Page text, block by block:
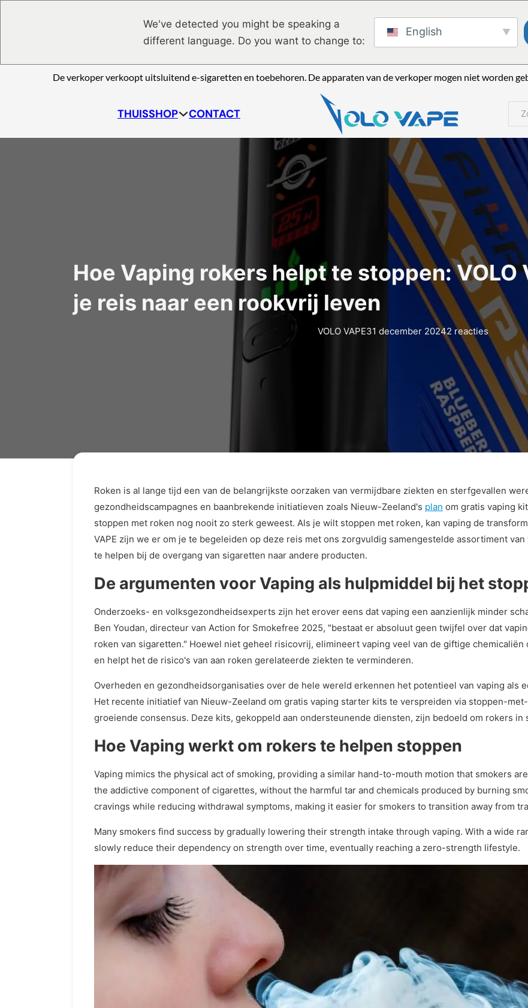
We've detected you might be speaking a
different language. Do you want to change to:
English
De verkoper verkoopt uitsluitend e-sigaretten en toebehoren. De apparaten van de verkoper mogen niet worden
THUISSHOP CONTACT
Hoe Vaping rokers helpt te stoppen: VOLO
je reis naar een rookvrij leven
VOLO VAPE31 december 20242 reacties
Roken is al lange tijd een van de belangrijkste oorzaken van vermijdbare ziekten en sterfgevallen
gezondheidscampagnes en baanbrekende initiatieven zoals Nieuw-Zeeland's plan om gratis vaping
stoppen met roken nog nooit zo sterk geweest. Als je wilt stoppen met roken, kan vaping de
VAPE zijn we er om je te begeleiden op deze reis met ons zorgvuldig samengestelde assortiment
te helpen bij de overgang van sigaretten naar andere producten.
De argumenten voor Vaping als hulpmiddel bij het
Onderzoeks- en volksgezondheidsexperts zijn het erover eens dat vaping een aanzienlijk minder
Ben Youdan, directeur van Action for Smokefree 2025, "bestaat er absoluut geen twijfel over dat
roken van sigaretten." Hoewel niet geheel risicovrij, elimineert vaping veel van de giftige
en helpt het de risico's van aan roken gerelateerde ziekten te verminderen.
Overheden en gezondheidsorganisaties over de hele wereld erkennen het potentieel van vaping als
Het recente initiatief van Nieuw-Zeeland om gratis vaping starter kits te verspreiden via stoppen-
groeiende consensus. Deze kits, gekoppeld aan ondersteunende diensten, zijn bedoeld om rokers
Hoe Vaping werkt om rokers te helpen stoppen
Vaping mimics the physical act of smoking, providing a similar hand-to-mouth motion that smokers
the addictive component of cigarettes, without the harmful tar and chemicals produced by burning
cravings while reducing withdrawal symptoms, making it easier for smokers to transition away from
Many smokers find success by gradually lowering their strength intake through vaping. With a wide
slowly reduce their dependency on strength over time, eventually reaching a zero-strength lifestyle.